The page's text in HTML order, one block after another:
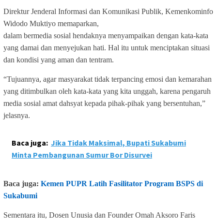
Direktur Jenderal Informasi dan Komunikasi Publik, Kemenkominfo
Widodo Muktiyo memaparkan,
dalam bermedia sosial hendaknya menyampaikan dengan kata-kata
yang damai dan menyejukan hati. Hal itu untuk menciptakan situasi
dan kondisi yang aman dan tentram.
“Tujuannya, agar masyarakat tidak terpancing emosi dan kemarahan
yang ditimbulkan oleh kata-kata yang kita unggah, karena pengaruh
media sosial amat dahsyat kepada pihak-pihak yang bersentuhan,”
jelasnya.
Baca juga: Jika Tidak Maksimal, Bupati Sukabumi
Minta Pembangunan Sumur Bor Disurvei
Baca juga: Kemen PUPR Latih Fasilitator Program BSPS di
Sukabumi
Sementara itu, Dosen Unusia dan Founder Omah Aksoro Faris